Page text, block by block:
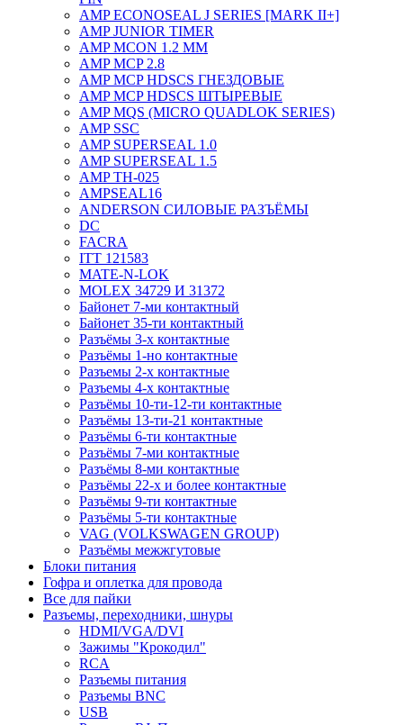
AMP ECONOSEAL J SERIES [MARK II+]
AMP JUNIOR TIMER
AMP MCON 1.2 MM
AMP MCP 2.8
AMP MCP HDSCS ГНЕЗДОВЫЕ
AMP MCP HDSCS ШТЫРЕВЫЕ
AMP MQS (MICRO QUADLOK SERIES)
AMP SSC
AMP SUPERSEAL 1.0
AMP SUPERSEAL 1.5
AMP ТН-025
AMPSEAL16
ANDERSON СИЛОВЫЕ РАЗЪЁМЫ
DC
FACRA
ITT 121583
MATE-N-LOK
MOLEX 34729 И 31372
Байонет 7-ми контактный
Байонет 35-ти контактный
Разъёмы 3-х контактные
Разъёмы 1-но контактные
Разъемы 2-х контактные
Разъемы 4-х контактные
Разъёмы 10-ти-12-ти контактные
Разъёмы 13-ти-21 контактные
Разъёмы 6-ти контактные
Разъёмы 7-ми контактные
Разъёмы 8-ми контактные
Разъёмы 22-х и более контактные
Разъёмы 9-ти контактные
Разъёмы 5-ти контактные
VAG (VOLKSWAGEN GROUP)
Разъёмы межжгутовые
Блоки питания
Гофра и оплетка для провода
Все для пайки
Разъемы, переходники, шнуры
HDMI/VGA/DVI
Зажимы "Крокодил"
RCA
Разъемы питания
Разъемы BNC
USB